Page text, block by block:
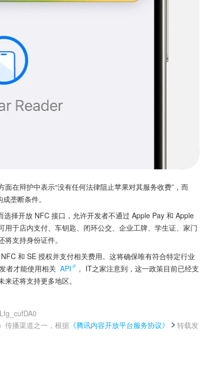
在辩护中表示“没有任何法律阻止苹果对其服务收费”，而
垄断条件。
择开放 NFC 接口，允许开发者不通过 Apple Pay 和 Apple
于店内支付、车钥匙、闭环公交、企业工牌、学生证、家门
支持身份证件。
和 SE 授权并支付相关费用。这将确保唯有符合特定行业
者才能使用相关 API
。IT之家注意到，这一政策目前已经支
还将支持更多地区。
传播渠道之一，根据 《腾讯内容开放平台服务协议》
转载发